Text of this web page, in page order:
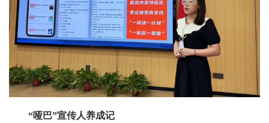
“哑巴”宣传人养成记